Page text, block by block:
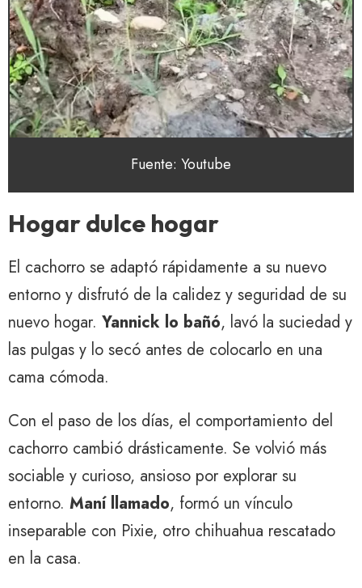
Fuente: Youtube
Hogar dulce hogar
El cachorro se adaptó rápidamente a su nuevo
entorno y disfrutó de la calidez y seguridad de su
nuevo hogar. Yannick lo bañó, lavó la suciedad y
las pulgas y lo secó antes de colocarlo en una
cama cómoda.
Con el paso de los días, el comportamiento del
cachorro cambió drásticamente. Se volvió más
sociable y curioso, ansioso por explorar su
entorno. Maní llamado, formó un vínculo
inseparable con Pixie, otro chihuahua rescatado
en la casa.